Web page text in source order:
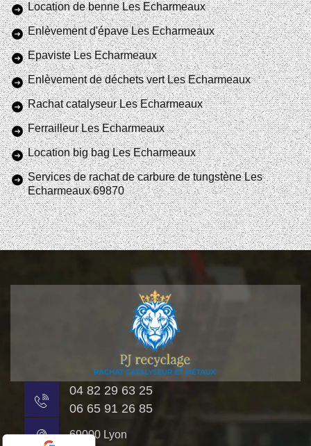
Location de benne Les Echarmeaux
Enlèvement d'épave Les Echarmeaux
Epaviste Les Echarmeaux
Enlèvement de déchets vert Les Echarmeaux
Rachat catalyseur Les Echarmeaux
Ferrailleur Les Echarmeaux
Location big bag Les Echarmeaux
Services de rachat de carbure de tungstène Les
Echarmeaux 69870
04 82 29 63 25
06 65 91 26 85
69000 Lyon